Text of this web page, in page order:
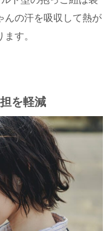
んの汗を吸収して熱が
す。
を軽減